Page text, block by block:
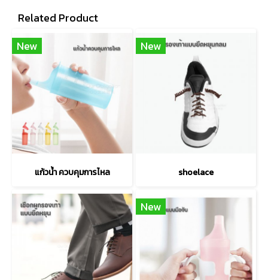
Related Product
New
แก้วน้ำ ควบคุมการไหล
New
shoelace
New